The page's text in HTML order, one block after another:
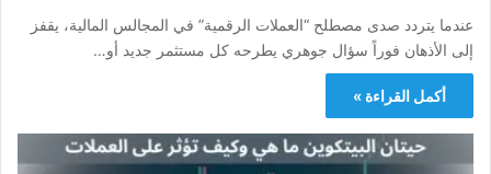
عندما يتردد صدى مصطلح “العملات الرقمية” في المجالس المالية، يقفز
إلى الأذهان فوراً سؤال جوهري يطرحه كل مستثمر جديد أو…
أكمل القراءة »